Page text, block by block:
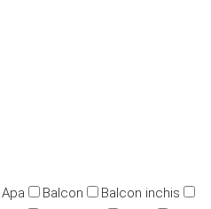
Apa Balcon
Balcon inchis